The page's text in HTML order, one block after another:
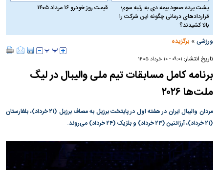
پشت پرده صعود بیمه دی به رتبه سوم؛
قراردادهای درمانی چگونه این شرکت را
بالا کشیدند؟
قیمت روز خودرو ۱۶ مرداد ۱۴۰۵
ورزشی »برگزیده
تاریخ انتشار: ۰۹:۰۱ - ۱۰ خرداد ۱۴۰۵
برنامه کامل مسابقات تیم ملی والیبال در لیگ
ملت‌ها ۲۰۲۶
مردان والیبال ایران در هفته اول در پایتخت برزیل به مصاف برزیل (۲۱ خرداد)، بلغارستان
(۲۱ خرداد)، آرژانتین (۲۳ خرداد) و بلژیک (۲۴ خرداد) می‌روند.